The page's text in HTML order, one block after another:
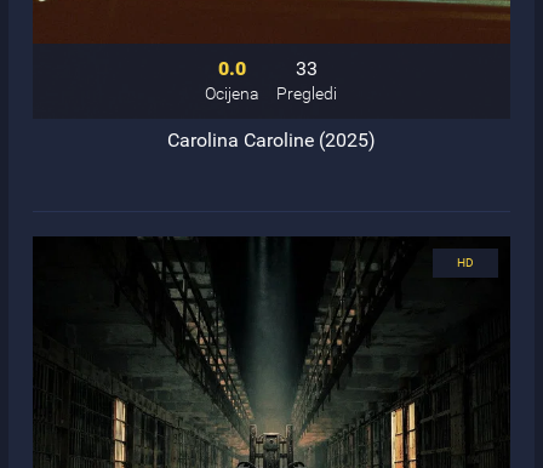
0.0
Ocijena
33
Pregledi
Carolina Caroline (2025)